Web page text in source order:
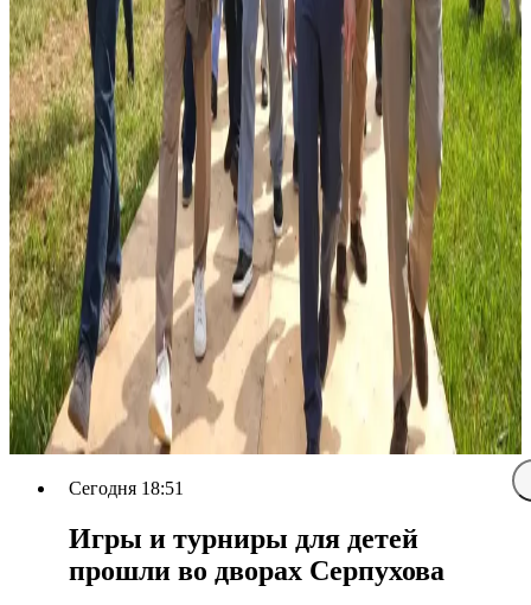
Сегодня 18:51
Игры и турниры для детей
прошли во дворах Серпухова